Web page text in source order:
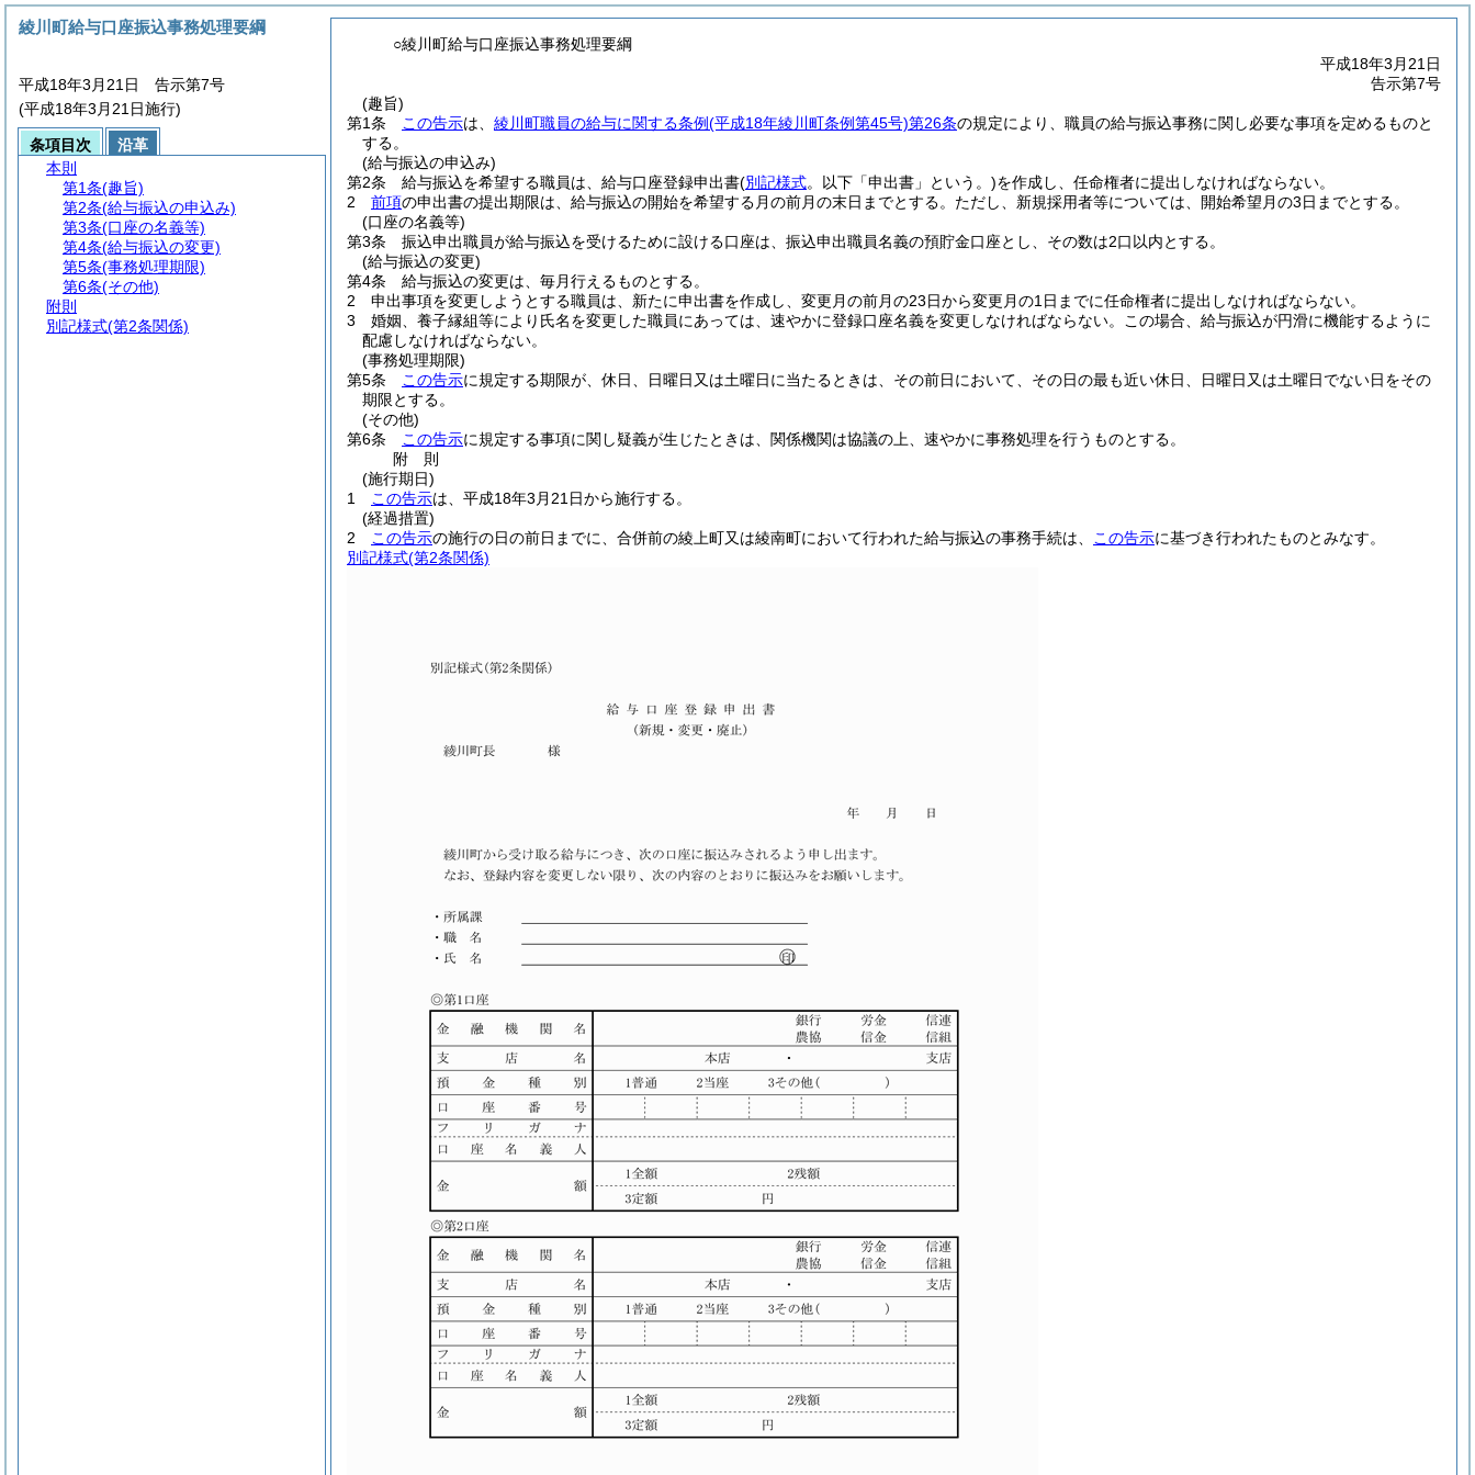
○綾川町給与口座振込事務処理要綱
平成18年3月21日
告示第7号
(趣旨)
第1条
この告示は、 綾川町職員の給与に関する条例(平成18年綾川町条例第45号)第26条の規定により、職員の給与振込事務に関し必要な事項を定めるものと
する。
(給与振込の申込み)
第2条
給与振込を希望する職員は、給与口座登録申出書(別記様式。以下「申出書」という。)を作成し、任命権者に提出しなければならない。
2
前項の申出書の提出期限は、給与振込の開始を希望する月の前月の末日までとする。 ただし、新規採用者等については、開始希望月の3日までとする。
(口座の名義等)
第3条
振込申出職員が給与振込を受けるために設ける口座は、振込申出職員名義の預貯金口座とし、その数は2口以内とする。
(給与振込の変更)
第4条
給与振込の変更は、毎月行えるものとする。
2
申出事項を変更しようとする職員は、新たに申出書を作成し、変更月の前月の23日から変更月の1日までに任命権者に提出しなければならない。
3
婚姻、養子縁組等により氏名を変更した職員にあっては、速やかに登録口座名義を変更しなければならない。
この場合、給与振込が円滑に機能するように
配慮しなければならない。
(事務処理期限)
第5条
この告示に規定する期限が、休日、日曜日又は土曜日に当たるときは、その前日において、その日の最も近い休日、日曜日又は土曜日でない日をその
期限とする。
(その他)
第6条
この告示に規定する事項に関し疑義が生じたときは、関係機関は協議の上、速やかに事務処理を行うものとする。
附 則
(施行期日)
1
この告示は、平成18年3月21日から施行する。
(経過措置)
2
この告示の施行の日の前日までに、合併前の綾上町又は綾南町において行われた給与振込の事務手続は、 この告示に基づき行われたものとみなす。
別記様式(第2条関係)
綾川町給与口座振込事務処理要綱
平成18年3月21日 告示第7号
(平成18年3月21日施行)
条項目次
沿革
本則
第1条(趣旨)
第2条(給与振込の申込み)
第3条(口座の名義等)
第4条(給与振込の変更)
第5条(事務処理期限)
第6条(その他)
附則
別記様式(第2条関係)